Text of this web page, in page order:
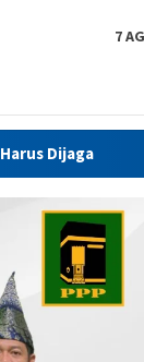
7
REINTEGRASI